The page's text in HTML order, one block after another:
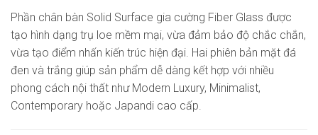
Phần chân bàn Solid Surface gia cường Fiber Glass được
tạo hình dạng trụ loe mềm mại, vừa đảm bảo độ chắc chắn,
vừa tạo điểm nhấn kiến trúc hiện đại. Hai phiên bản mặt đá
đen và trắng giúp sản phẩm dễ dàng kết hợp với nhiều
phong cách nội thất như Modern Luxury, Minimalist,
Contemporary hoặc Japandi cao cấp.